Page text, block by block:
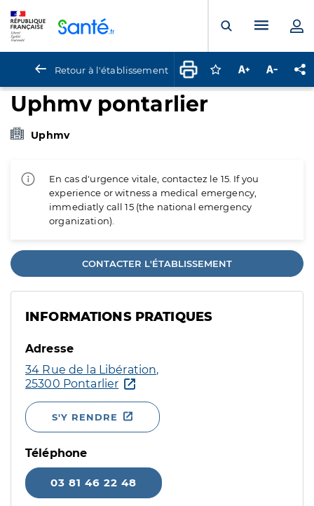
Ouvrir laMenu
Retour à l'établissement Connectez-vous
Augmenter la
Uphmv pontarlier
Uphmv
En cas d'urgence vitale, contactez le 15. If you
experience or witness a medical emergency,
immediatly call 15 (the national emergency
organization).
CONTACTER L'ÉTABLISSEMENT
INFORMATIONS PRATIQUES
Adresse
34 Rue de la Libération,
25300 Pontarlier
S'Y RENDRE
Téléphone
03 81 46 22 48